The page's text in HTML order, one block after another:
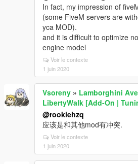
In fact, my impression of
(some FiveM servers are
yca MOD).
and it is difficult to optimize
engine model
Voir le contexte
1 juin 2020
Vsoreny » Lamborghini
LibertyWalk [Add-On |
@rookiehzq
应该是和其他mod有冲突.
Voir le contexte
1 juin 2020